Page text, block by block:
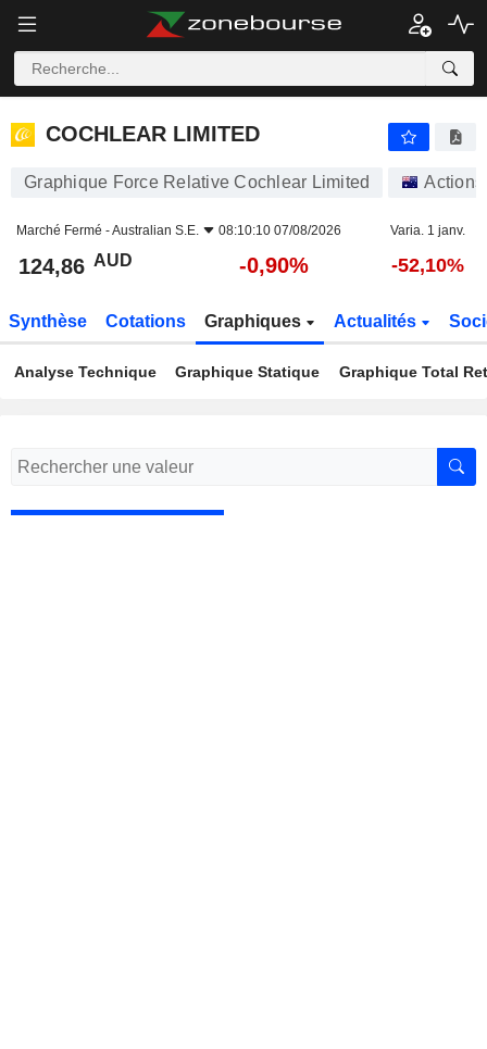
COCHLEAR LIMITED
COCHLEAR LIMITED
Graphique Force Relative Cochlear Limited Actions
Marché Fermé -Australian S.E. 08:10:10 07/08/2026 Varia. 1 janv.
124,86 AUD -0,90% -52,10%
Synthèse Cotations Graphiques Actualités
Analyse Technique Graphique Statique Graphique Total